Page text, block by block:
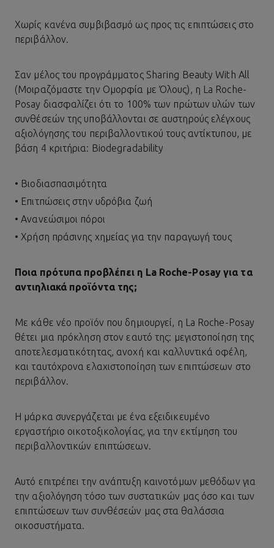
Χωρίς κανένα συμβιβασμό ως προς τις επιπτώσεις στο
περιβάλλον.
Σαν μέλος του προγράμματος Sharing Beauty With All
(Μοιραζόμαστε την Ομορφία με Όλους), η La Roche-
Posay διασφαλίζει ότι το 100% των πρώτων υλών των
συνθέσεών της υποβάλλονται σε αυστηρούς ελέγχους
αξιολόγησης του περιβαλλοντικού τους αντίκτυπου, με
βάση 4 κριτήρια: Biodegradability
• Βιοδιασπασιμότητα
• Επιτπώσεις στην υδρόβια ζωή
• Ανανεώσιμοι πόροι
• Χρήση πράσινης χημείας για την παραγωγή τους
Ποια πρότυπα προβλέπει η La Roche-Posay για τα
αντιηλιακά προϊόντα της;
Με κάθε νέο προϊόν που δημιουργεί, η La Roche-Posay
θέτει μια πρόκληση στον εαυτό της: μεγιστοποίηση της
αποτελεσματικότητας, ανοχή και καλλυντικά οφέλη,
και ταυτόχρονα ελαχιστοποίηση των επιπτώσεων στο
περιβάλλον.
Η μάρκα συνεργάζεται με ένα εξειδικευμένο
εργαστήριο οικοτοξικολογίας, για την εκτίμηση του
περιβαλλοντικών επιπτώσεων.
Αυτό επιτρέπει την ανάπτυξη καινοτόμων μεθόδων για
την αξιολόγηση τόσο των συστατικών μας όσο και των
επιπτώσεων των συνθέσεών μας στα θαλάσσια
οικοσυστήματα.